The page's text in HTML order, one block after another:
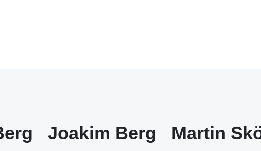
Joakim Berg Martin